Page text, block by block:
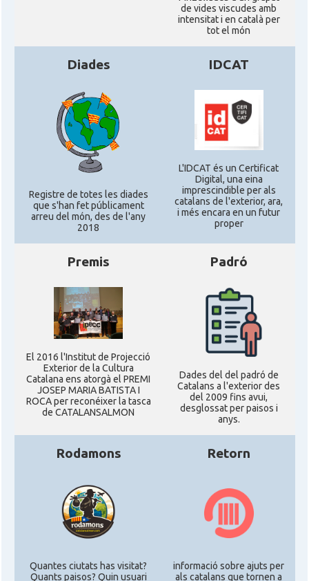
de vides viscudes amb
intensitat i en català per
tot el món
Diades
Registre de totes les diades
que s'han fet públicament
arreu del món, des de l'any
2018
IDCAT
L'IDCAT és un Certificat
Digital, una eina
imprescindible per als
catalans de l'exterior, ara,
i més encara en un futur
proper
Premis
El 2016 l'Institut de Projecció
Exterior de la Cultura
Catalana ens atorgà el PREMI
JOSEP MARIA BATISTA I
ROCA per reconéixer la tasca
de CATALANSALMON
Padró
Dades del del padró de
Catalans a l'exterior des
del 2009 fins avui,
desglossat per paisos i
anys.
Rodamons
Quantes ciutats has visitat?
Quants paisos? Quin usuari
Retorn
informació sobre ajuts per
als catalans que tornen a